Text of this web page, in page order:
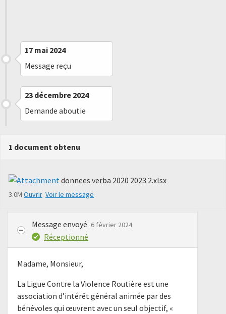
17 mai 2024
Message reçu
23 décembre 2024
Demande aboutie
1 document obtenu
donnees verba 2020 2023 2.xlsx
3.0M Ouvrir Voir le message
Message envoyé 6 février 2024
Réceptionné
Madame, Monsieur,
La Ligue Contre la Violence Routière est une
association d’intérêt général animée par des
bénévoles qui œuvrent avec un seul objectif, «